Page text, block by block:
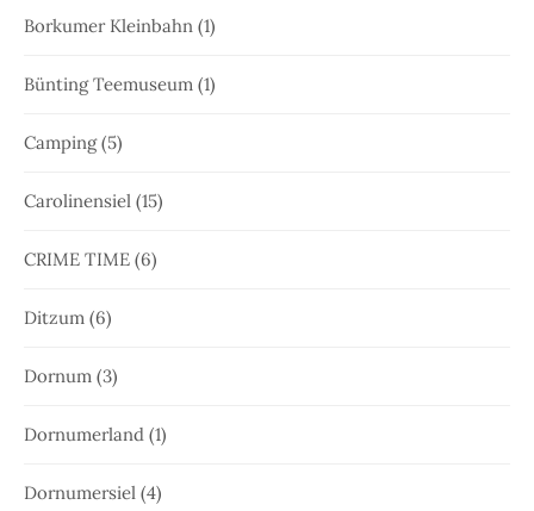
Borkumer Kleinbahn (1)
Bünting Teemuseum (1)
Camping(5)
Carolinensiel (15)
CRIME TIME (6)
Ditzum (6)
Dornum (3)
Dornumerland (1)
Dornumersiel (4)